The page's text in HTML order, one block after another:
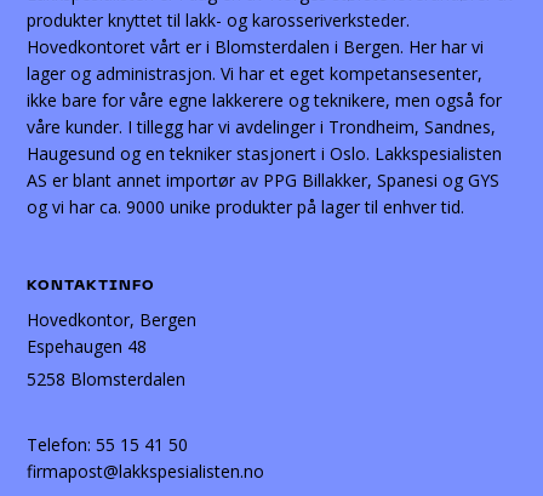
produkter knyttet til lakk- og karosseriverksteder.
Hovedkontoret vårt er i Blomsterdalen i Bergen. Her har vi
lager og administrasjon. Vi har et eget kompetansesenter,
ikke bare for våre egne lakkerere og teknikere, men også for
våre kunder. I tillegg har vi avdelinger i Trondheim, Sandnes,
Haugesund og en tekniker stasjonert i Oslo. Lakkspesialisten
AS er blant annet importør av PPG Billakker, Spanesi og GYS
og vi har ca. 9000 unike produkter på lager til enhver tid.
KONTAKTINFO
Hovedkontor, Bergen
Espehaugen 48
5258 Blomsterdalen
Telefon:55 15 41 50
firmapost@lakkspesialisten.no